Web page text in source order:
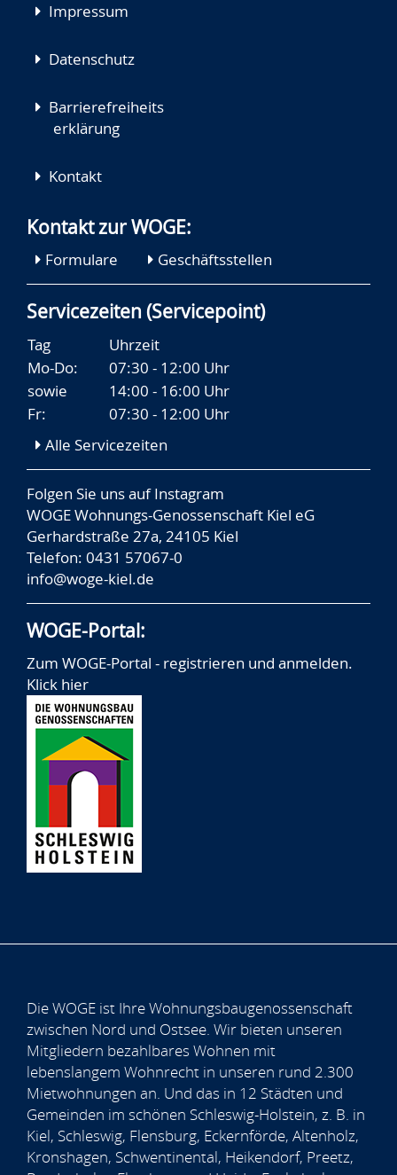
Impressum
Datenschutz
Barrierefreiheits
erklärung
Kontakt
Kontakt zur WOGE:
Formulare Geschäftsstellen
Servicezeiten (Servicepoint)
Tag
Uhrzeit
Mo-Do:
07:30 - 12:00 Uhr
sowie
14:00 - 16:00 Uhr
Fr:
07:30 - 12:00 Uhr
Alle Servicezeiten
Folgen Sie uns aufInstagram
WOGE Wohnungs-Genossenschaft Kiel eG
Gerhardstraße 27a, 24105 Kiel
Telefon: 0431 57067-0
info@woge-kiel.de
WOGE-Portal:
Zum WOGE-Portal - registrieren und anmelden.
Klick hier
Die WOGE ist Ihre Wohnungsbaugenossenschaft
zwischen Nord und Ostsee. Wir bieten unseren
Mitgliedern bezahlbares Wohnen mit
lebenslangem Wohnrecht in unseren rund 2.300
Mietwohnungen an. Und das in 12 Städten und
Gemeinden im schönen Schleswig-Holstein, z. B. in
Kiel, Schleswig, Flensburg, Eckernförde, Altenholz,
Kronshagen, Schwentinental, Heikendorf, Preetz,